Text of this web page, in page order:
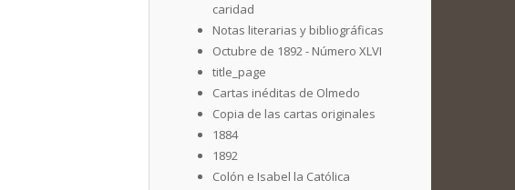
caridad
Notas literarias y bibliográficas
Octubre de 1892 - Número XLVI
title_page
Cartas inéditas de Olmedo
Copia de las cartas originales
1884
1892
Colón e Isabel la Católica